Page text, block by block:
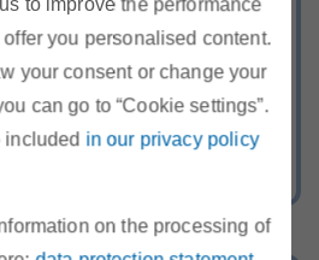
you personalised content.
your consent or change your
can go to “Cookie settings”.
included in our privacy policy
on the processing of
Sie Ihr günstigstes Strom-